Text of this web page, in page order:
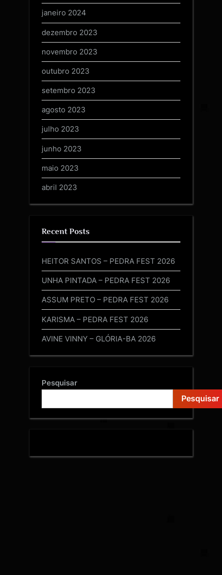
janeiro 2024
dezembro 2023
novembro 2023
outubro 2023
setembro 2023
agosto 2023
julho 2023
junho 2023
maio 2023
abril 2023
Recent Posts
HEITOR SANTOS – PEDRA FEST 2026
UNHA PINTADA – PEDRA FEST 2026
ASSUM PRETO – PEDRA FEST 2026
KARISMA – PEDRA FEST 2026
AVINE VINNY – GLÓRIA-BA 2026
Pesquisar
Pesquisar